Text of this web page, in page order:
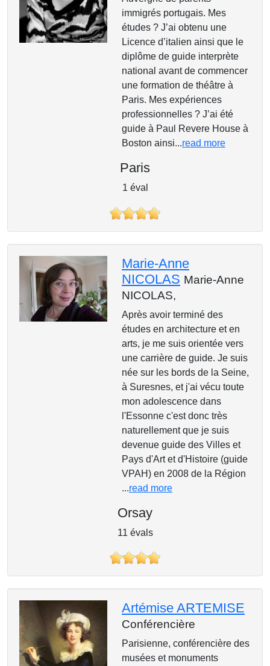
immigrés portugais. Mes
études ? J’ai obtenu une
Licence d’italien ainsi que le
diplôme de guide interprète
national avant de commencer
une formation de théâtre à
Paris. Mes expériences
professionnelles ? J’ai été
guide à Paul Revere House à
Boston ainsi...read more
Paris
1 éval
Marie-Anne
NICOLAS Marie-Anne
NICOLAS,
Après avoir terminé des
études en architecture et en
arts, je me suis orientée vers
une carrière de guide. Je suis
née sur les bords de la Seine,
à Suresnes, et j'ai vécu toute
mon adolescence dans
l'Essonne c'est donc très
naturellement que je suis
devenue guide des Villes et
Pays d'Art et d'Histoire (guide
VPAH) en 2008 de la Région
...read more
Orsay
11 évals
Artémise ARTEMISE
Conférencière
Parisienne, conférencière des
musées et monuments